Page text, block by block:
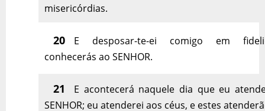
misericórdias.
20
E desposar-te-ei comigo em
conhecerás ao SENHOR.
21
E acontecerá naquele dia que eu
SENHOR; eu atenderei aos céus, e estes